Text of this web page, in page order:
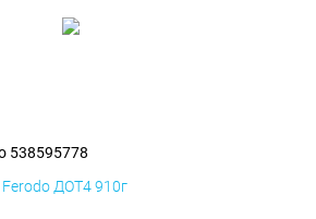
538595778
ДОТ4 910г